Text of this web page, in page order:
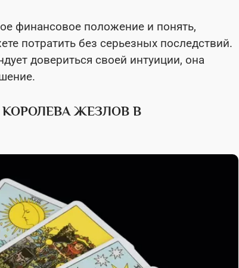
финансовое положение и понять,
потратить без серьезных последствий.
довериться своей интуиции, она
ЖЕЗЛОВ В